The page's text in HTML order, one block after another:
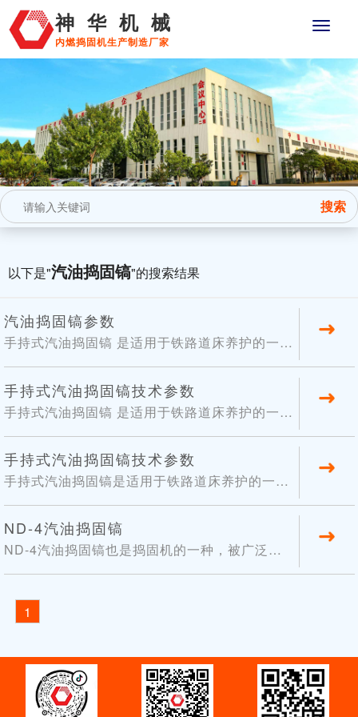
神华机械
内燃捣固机生产制造厂家
以下是"汽油捣固镐"的搜索结果
汽油捣固镐参数
手持式汽油捣固镐 是适用于铁路道床养护的一种
小型养路机械，主要用于石砟道床的捣固作业。
它设计新颖，结构紧凑，是一种上下道迅速，操
作轻便的捣固设备，特别适合道岔捣固作业。
06
手持式汽油捣固镐技术参数
手持式汽油捣固镐 是适用于铁路道床养护的一种
小型养路机械，主要用于石砟道床的捣固作业。
它设计新颖，结构紧凑，是一种上下道迅速，操
作轻便的捣固设备，特别适合道岔捣固作业。
10
手持式汽油捣固镐技术参数
手持式汽油捣固镐是适用于铁路道床养护的一种
小型养路机械，主要用于石砟道床的捣固作业。
它设计新颖，结构紧凑，是一种上下道迅速，操
作轻便的捣固设备，特别适合道岔捣固作业。
03
ND-4汽油捣固镐
ND-4汽油捣固镐也是捣固机的一种，被广泛的
应用在铁路施工中，因为ND-4汽油捣固镐是一
依赖电源、大型空压机、发电机等辅助设备就可
以随时随地使用的特点，受到国内外用户的一致
1